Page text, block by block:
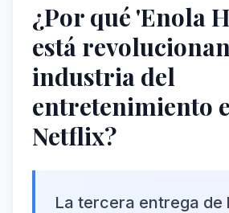
¿Por qué 'Enola
está
industria del
entretenimiento
Netflix?
La tercera entrega de